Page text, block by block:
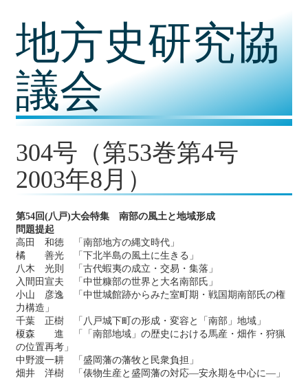
地方史研究協
議会
304号（第53巻第4号
2003年8月）
第54回(八戸)大会特集 南部の風土と地域形成
問題提起
高田 和徳 「南部地方の縄文時代」
橘 善光 「下北半島の風土に生きる」
八木 光則 「古代蝦夷の成立・交易・集落」
入間田宣夫 「中世糠部の世界と大名南部氏」
小山 彦逸 「中世城館跡からみた室町期・戦国期南部氏の権
力構造」
千葉 正樹 「八戸城下町の形成・変容と「南部」地域」
榎森 進 「「南部地域」の歴史における馬産・畑作・狩猟
の位置再考」
中野渡一耕 「盛岡藩の藩牧と民衆負担」
畑井 洋樹 「俵物生産と盛岡藩の対応―安永期を中心に―」